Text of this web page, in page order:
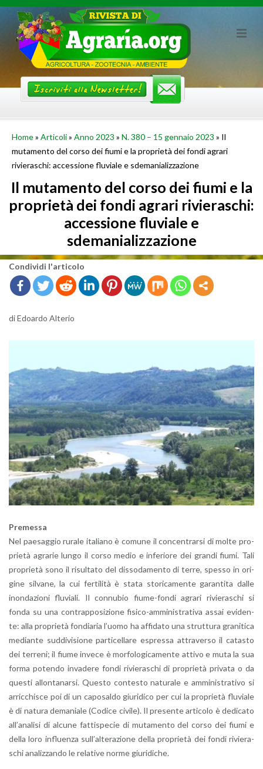
Skip
content
Home» Articoli» Anno 2023 » N. 380 – 15 gennaio 2023 » Il
mutamento del corso dei fiumi e la proprietà dei fondi agrari
rivieraschi: accessione fluviale e sdemanializzazione
Il mutamento del corso dei fiumi e la
proprietà dei fondi agrari rivieraschi:
accessione fluviale e
sdemanializzazione
Con­di­vi­di l'ar­ti­co­lo
di Edoar­do Al­te­rio
Pre­mes­sa
Nel pae­sag­gio ru­ra­le ita­lia­no è co­mu­ne il con­cen­trar­si di molte pro­
prie­tà agra­rie lungo il corso medio e in­fe­rio­re dei gran­di fiumi. Tali
pro­prie­tà sono il ri­sul­ta­to del dis­so­da­men­to di terre, spes­so in ori­
gi­ne sil­va­ne, la cui fer­ti­li­tà è stata sto­ri­ca­men­te ga­ran­ti­ta dalle
inon­da­zio­ni flu­via­li. Il con­nu­bio fiu­me-fon­di agra­ri ri­vie­ra­schi si
fonda su una con­trap­po­si­zio­ne fi­si­co-am­mi­ni­stra­ti­va assai evi­den­
te: alla pro­prie­tà fon­dia­ria l’uo­mo ha af­fi­da­to una strut­tu­ra gra­ni­ti­ca
me­dian­te sud­di­vi­sio­ne par­ti­cel­la­re espres­sa at­tra­ver­so il ca­ta­sto
dei ter­re­ni; il fiume in­ve­ce è mor­fo­lo­gi­ca­men­te at­ti­vo e muta la sua
forma po­ten­do in­va­de­re fondi ri­vie­ra­schi di pro­prie­tà pri­va­ta o da
que­sti al­lon­ta­nar­si. Que­sto con­te­sto na­tu­ra­le e am­mi­ni­stra­ti­vo si
ar­ric­chi­sce poi di un ca­po­sal­do giu­ri­di­co per cui la pro­prie­tà flu­via­le
è di na­tu­ra de­ma­nia­le (Co­di­ce ci­vi­le). Il pre­sen­te ar­ti­co­lo è de­di­ca­to
al­l’a­na­li­si di al­cu­ne fat­ti­spe­cie di mu­ta­men­to del corso dei fiumi e
della loro in­fluen­za sul­l’al­te­ra­zio­ne della pro­prie­tà dei fondi ri­vie­ra­
schi ana­liz­zan­do le re­la­ti­ve norme giu­ri­di­che.